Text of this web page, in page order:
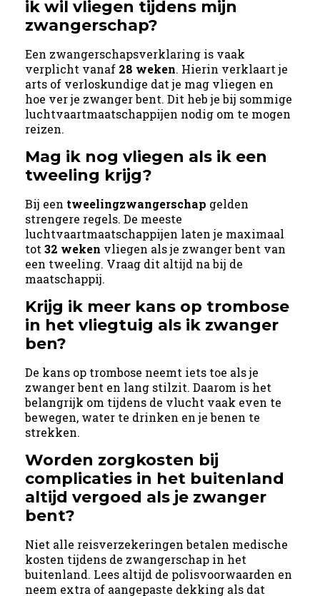
ik wil vliegen tijdens mijn
zwangerschap?
Een zwangerschapsverklaring is vaak
verplicht vanaf 28 weken. Hierin verklaart je
arts of verloskundige dat je mag vliegen en
hoe ver je zwanger bent. Dit heb je bij sommige
luchtvaartmaatschappijen nodig om te mogen
reizen.
Mag ik nog vliegen als ik een
tweeling krijg?
Bij een tweelingzwangerschap gelden
strengere regels. De meeste
luchtvaartmaatschappijen laten je maximaal
tot 32 weken vliegen als je zwanger bent van
een tweeling. Vraag dit altijd na bij de
maatschappij.
Krijg ik meer kans op trombose
in het vliegtuig als ik zwanger
ben?
De kans op trombose neemt iets toe als je
zwanger bent en lang stilzit. Daarom is het
belangrijk om tijdens de vlucht vaak even te
bewegen, water te drinken en je benen te
strekken.
Worden zorgkosten bij
complicaties in het buitenland
altijd vergoed als je zwanger
bent?
Niet alle reisverzekeringen betalen medische
kosten tijdens de zwangerschap in het
buitenland. Lees altijd de polisvoorwaarden en
neem extra of aangepaste dekking als dat